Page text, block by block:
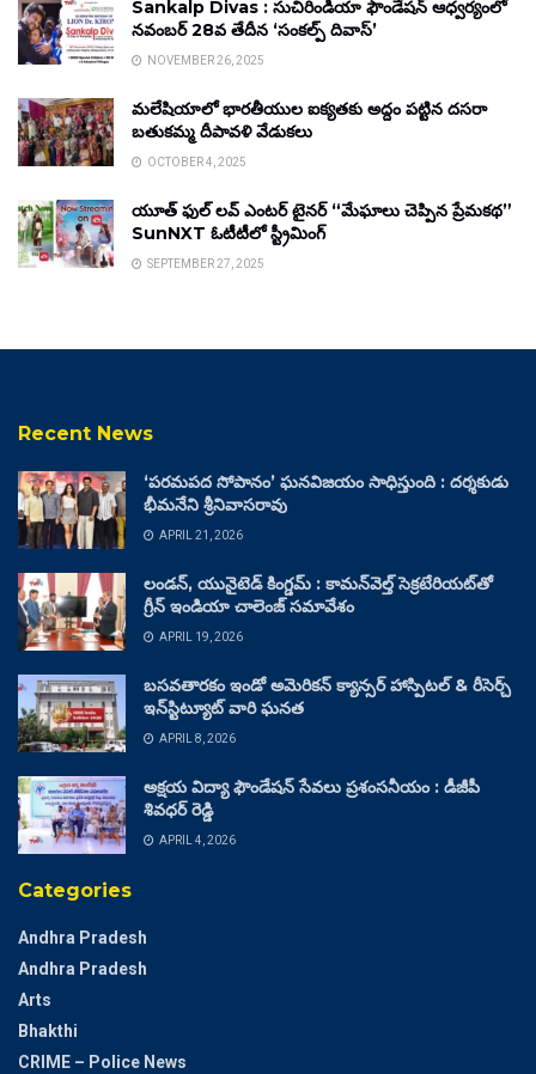
Sankalp Divas : సుచిరిండియా ఫౌండేషన్ ఆధ్వర్యంలో
నవంబర్ 28వ తేదీన ‘సంకల్ప్ దివాస్’
NOVEMBER 26, 2025
మలేషియాలో భారతీయుల ఐక్యతకు అద్దం పట్టిన దసరా
బతుకమ్మ దీపావళి వేడుకలు
OCTOBER 4, 2025
యూత్ ఫుల్ లవ్ ఎంటర్ టైనర్ “మేఘాలు చెప్పిన ప్రేమకథ”
SunNXT ఓటీటీలో స్ట్రీమింగ్
SEPTEMBER 27, 2025
Recent News
‘పరమపద సోపానం’ ఘనవిజయం సాధిస్తుంది : దర్శకుడు
భీమనేని శ్రీనివాసరావు
APRIL 21, 2026
లండన్, యునైటెడ్ కింగ్డమ్ : కామన్‌వెల్త్ సెక్రటేరియట్‌తో
గ్రీన్ ఇండియా చాలెంజ్ సమావేశం
APRIL 19, 2026
బసవతారకం ఇండో అమెరికన్ క్యాన్సర్ హాస్పిటల్ & రీసెర్చ్
ఇన్‌స్టిట్యూట్ వారి ఘనత
APRIL 8, 2026
అక్షయ విద్యా ఫౌండేషన్ సేవలు ప్రశంసనీయం : డీజీపీ
శివధర్ రెడ్డి
APRIL 4, 2026
Categories
Andhra Pradesh
Andhra Pradesh
Arts
Bhakthi
CRIME – Police News